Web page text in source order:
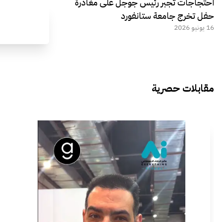
حفل تخرج جامعة ستانفورد
16 يونيو 2026
مقابلات حصرية